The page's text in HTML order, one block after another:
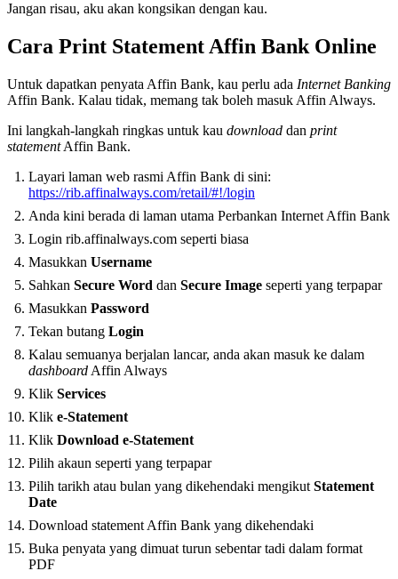
Jangan risau, aku akan kongsikan dengan kau.
Cara Print Statement Affin Bank Online
Untuk dapatkan penyata Affin Bank, kau perlu ada Internet Banking
Affin Bank. Kalau tidak, memang tak boleh masuk Affin Always.
Ini langkah-langkah ringkas untuk kau download dan print
statementAffin Bank.
Layari laman web rasmi Affin Bank di sini:
https://rib.affinalways.com/retail/#!/login
Anda kini berada di laman utama Perbankan Internet Affin Bank
Login rib.affinalways.com seperti biasa
Masukkan Username
Sahkan Secure Word dan Secure Image seperti yang terpapar
Masukkan Password
Tekan butang Login
Kalau semuanya berjalan lancar, anda akan masuk ke dalam
dashboard Affin Always
Klik Services
Klik e-Statement
Klik Download e-Statement
Pilih akaun seperti yang terpapar
Pilih tarikh atau bulan yang dikehendaki mengikut Statement
Date
Download statement Affin Bank yang dikehendaki
Buka penyata yang dimuat turun sebentar tadi dalam format
PDF